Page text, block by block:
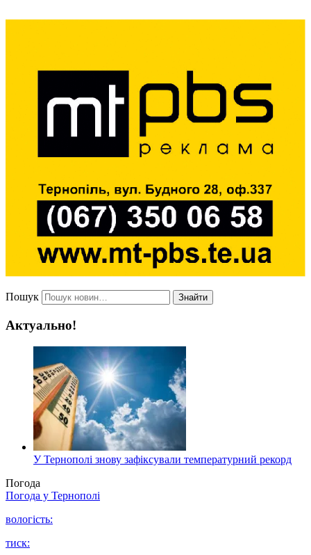
Пошук Знайти
Актуально!
У Тернополі знову зафіксували температурний рекорд
Погода
Погода у Тернополі
вологість:
тиск: